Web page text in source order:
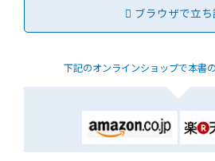
ブラウザで立
下記のオンラインショップで本書